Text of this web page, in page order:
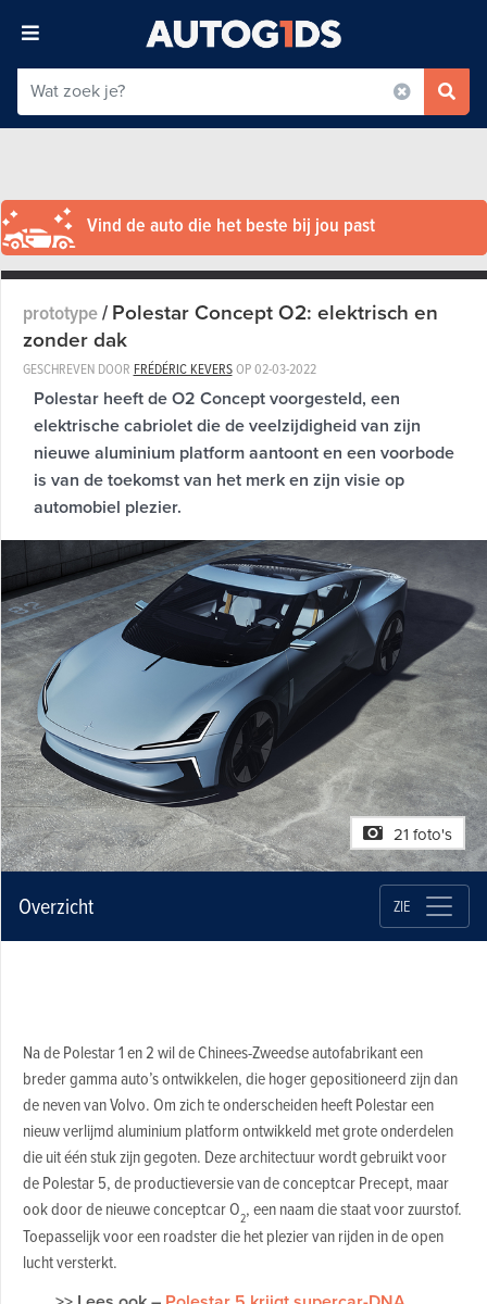
Vind de auto die het beste bij jou past
prototype/Polestar Concept O2: elektrisch en
zonder dak
GESCHREVEN DOOR FRÉDÉRIC KEVERSOP02-03-2022
Polestar heeft de O2 Concept voorgesteld, een
elektrische cabriolet die de veelzijdigheid van zijn
nieuwe aluminium platform aantoont en een voorbode
is van de toekomst van het merk en zijn visie op
automobiel plezier.
21 foto's
Overzicht ZIE
Na de Polestar 1 en 2 wil de Chinees-Zweedse autofabrikant een
breder gamma auto’s ontwikkelen, die hoger gepositioneerd zijn dan
de neven van Volvo. Om zich te onderscheiden heeft Polestar een
nieuw verlijmd aluminium platform ontwikkeld met grote onderdelen
die uit één stuk zijn gegoten. Deze architectuur wordt gebruikt voor
de Polestar 5, de productieversie van de conceptcar Precept, maar
ook door de nieuwe conceptcar O2, een naam die staat voor zuurstof.
Toepasselijk voor een roadster die het plezier van rijden in de open
lucht versterkt.